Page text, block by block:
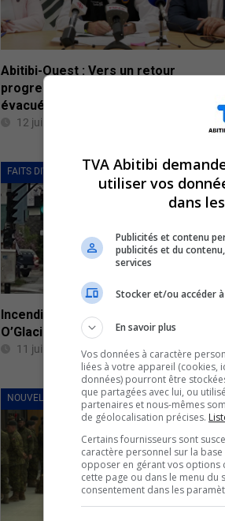
Abitibi-Ouest : Vers un retour
progressif dans les municipalités
évacuées
12 juin 2023
FAITS DIVERS
Incendie à Rouyn-Noranda : O’Poulet et
O’Glacier touchés
11 juin 2023
NOUVELLES
TVA Abitibi
utiliser vos
dans
Publicités et contenu
publicités et du
services
Stocker et/ou accéder
En savoir plus
Vos données à caractère
liées à votre appareil (cookies,
données) pourront être
que partagées avec lui, ou
partenaires et nous-mêmes
de géolocalisation précises.
Certains fournisseurs sont
caractère personnel sur la
opposer en gérant vos options
cette page ou dans le menu
consentement dans les